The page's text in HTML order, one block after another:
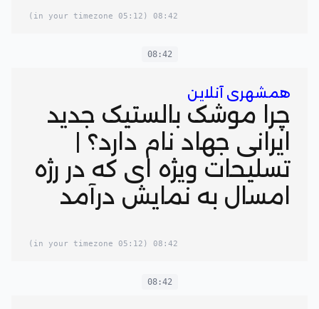
08:42
(05:12 in your timezone)
08:42
همشهری آنلاین
چرا موشک بالستیک جدید
ایرانی جهاد نام دارد؟ |
تسلیحات ویژه ای که در رژه
امسال به نمایش درآمد
08:42
(05:12 in your timezone)
08:42